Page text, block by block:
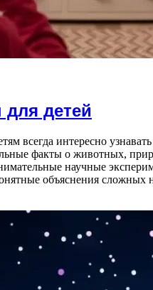
детей
всегда интересно
факты о животных,
научные
объяснения сложных